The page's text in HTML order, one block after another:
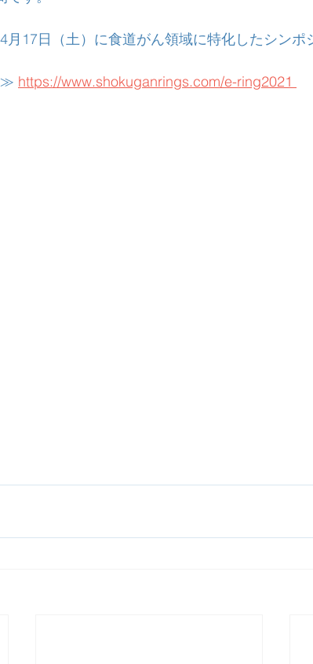
月17日（土）に食道がん領域に特化したシンポ
https://www.shokuganrings.com/e-ring2021